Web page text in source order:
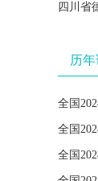
四川省
历
全国
全国
全国